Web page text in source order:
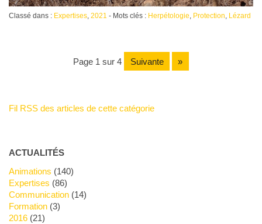
Classé dans : Expertises, 2021 - Mots clés : Herpétologie Protection Lézard
page 1 sur 4 suivante »
Fil RSS des articles de cette catégorie
ACTUALITÉS
Animations (140)
Expertises (86)
Communication(14)
Formation(3)
2016(21)